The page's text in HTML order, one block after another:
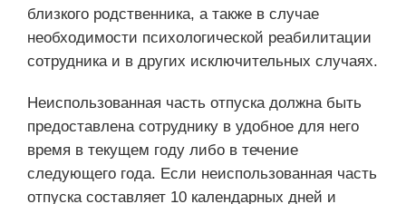
близкого родственника, а также в случае
необходимости психологической реабилитации
сотрудника и в других исключительных случаях.
Неиспользованная часть отпуска должна быть
предоставлена сотруднику в удобное для него
время в текущем году либо в течение
следующего года. Если неиспользованная часть
отпуска составляет 10 календарных дней и